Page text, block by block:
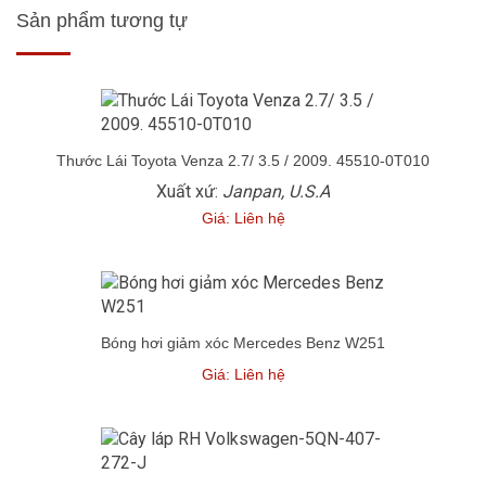
Sản phẩm tương tự
Thước Lái Toyota Venza 2.7/ 3.5 / 2009. 45510-0T010
Xuất xứ: Janpan, U.S.A
Giá: Liên hệ
Bóng hơi giảm xóc Mercedes Benz W251
Giá: Liên hệ